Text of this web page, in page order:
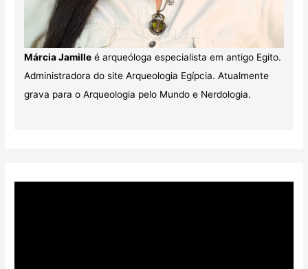
Márcia Jamilleé arqueóloga especialista em antigo Egito.
Administradora do site Arqueologia Egípcia. Atualmente
grava para o Arqueologia pelo Mundo e Nerdologia.